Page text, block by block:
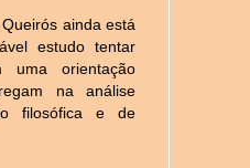
ainda está
estudo tentar
uma orientação
na análise
filosófica e de